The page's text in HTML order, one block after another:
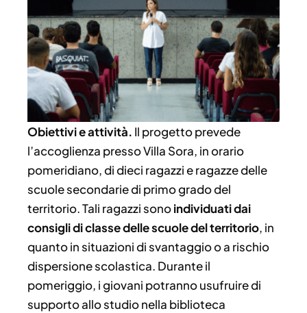
Obiettivi e attività. Il progetto prevede
l’accoglienza presso Villa Sora, in orario
pomeridiano, di dieci ragazzi e ragazze delle
scuole secondarie di primo grado del
territorio. Tali ragazzi sonoindividuati dai
consigli di classe delle scuole del territorio, in
quanto in situazioni di svantaggio o a rischio
dispersione scolastica. Durante il
pomeriggio, i giovani potranno usufruire di
supporto allo studio nella biblioteca